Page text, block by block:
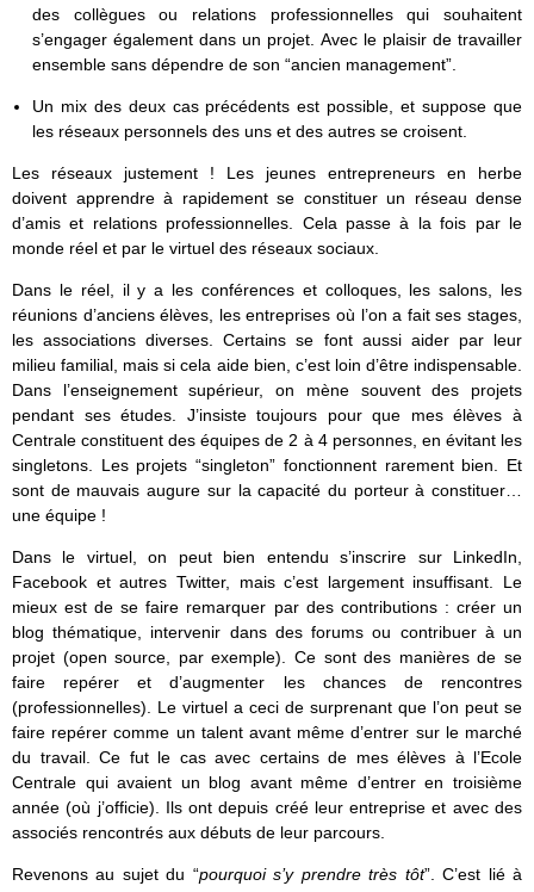
des collègues ou relations professionnelles qui souhaitent
s’engager également dans un projet. Avec le plaisir de travailler
ensemble sans dépendre de son “ancien management”.
Un mix des deux cas précédents est possible, et suppose que
les réseaux personnels des uns et des autres se croisent.
Les réseaux justement ! Les jeunes entrepreneurs en herbe
doivent apprendre à rapidement se constituer un réseau dense
d’amis et relations professionnelles. Cela passe à la fois par le
monde réel et par le virtuel des réseaux sociaux.
Dans le réel, il y a les conférences et colloques, les salons, les
réunions d’anciens élèves, les entreprises où l’on a fait ses stages,
les associations diverses. Certains se font aussi aider par leur
milieu familial, mais si cela aide bien, c’est loin d’être indispensable.
Dans l’enseignement supérieur, on mène souvent des projets
pendant ses études. J’insiste toujours pour que mes élèves à
Centrale constituent des équipes de 2 à 4 personnes, en évitant les
singletons. Les projets “singleton” fonctionnent rarement bien. Et
sont de mauvais augure sur la capacité du porteur à constituer…
une équipe !
Dans le virtuel, on peut bien entendu s’inscrire sur LinkedIn,
Facebook et autres Twitter, mais c’est largement insuffisant. Le
mieux est de se faire remarquer par des contributions : créer un
blog thématique, intervenir dans des forums ou contribuer à un
projet (open source, par exemple). Ce sont des manières de se
faire repérer et d’augmenter les chances de rencontres
(professionnelles). Le virtuel a ceci de surprenant que l’on peut se
faire repérer comme un talent avant même d’entrer sur le marché
du travail. Ce fut le cas avec certains de mes élèves à l’Ecole
Centrale qui avaient un blog avant même d’entrer en troisième
année (où j’officie). Ils ont depuis créé leur entreprise et avec des
associés rencontrés aux débuts de leur parcours.
Revenons au sujet du “pourquoi s’y prendre très tôt”. C’est lié à